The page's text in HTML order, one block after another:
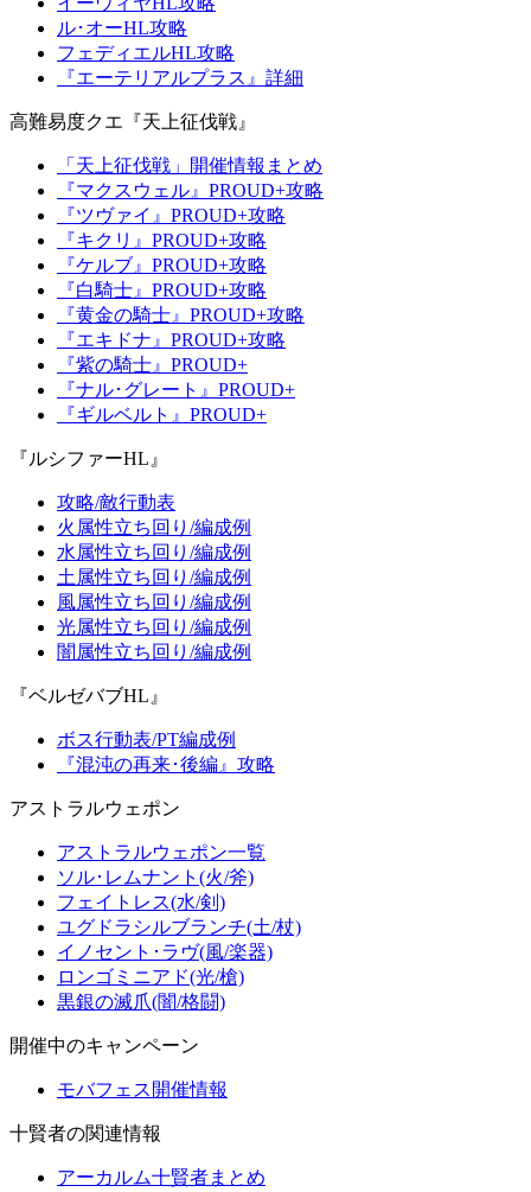
ル･オーHL攻略
フェディエルHL攻略
『エーテリアルプラス』詳細
高難易度クエ『天上征伐戦』
「天上征伐戦」開催情報まとめ
『マクスウェル』PROUD+攻略
『ツヴァイ』PROUD+攻略
『キクリ』PROUD+攻略
『ケルブ』PROUD+攻略
『白騎士』PROUD+攻略
『黄金の騎士』PROUD+攻略
『エキドナ』PROUD+攻略
『紫の騎士』PROUD+
『ナル･グレート』PROUD+
『ギルベルト』PROUD+
『ルシファーHL』
攻略/敵行動表
火属性立ち回り/編成例
水属性立ち回り/編成例
土属性立ち回り/編成例
風属性立ち回り/編成例
光属性立ち回り/編成例
闇属性立ち回り/編成例
『ベルゼバブHL』
ボス行動表/PT編成例
『混沌の再来･後編』攻略
アストラルウェポン
アストラルウェポン一覧
ソル･レムナント(火/斧)
フェイトレス(水/剣)
ユグドラシルブランチ(土/杖)
イノセント･ラヴ(風/楽器)
ロンゴミニアド(光/槍)
黒銀の滅爪(闇/格闘)
開催中のキャンペーン
モバフェス開催情報
十賢者の関連情報
アーカルム十賢者まとめ